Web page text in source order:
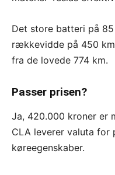
Det store batteri på
rækkevidde på 450
fra de lovede 774 km.
Passer prisen?
Ja, 420.000 kroner er
CLA leverer valuta for
køreegenskaber.